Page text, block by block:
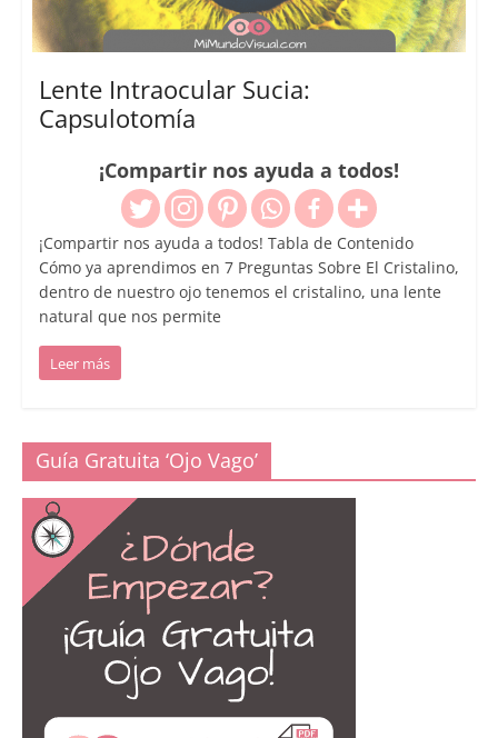
Lente Intraocular Sucia:
Capsulotomía
¡Compartir nos ayuda a todos!
¡Compartir nos ayuda a todos! Tabla de Contenido
Cómo ya aprendimos en 7 Preguntas Sobre El Cristalino,
dentro de nuestro ojo tenemos el cristalino, una lente
natural que nos permite
Leer más
Guía Gratuita ‘Ojo Vago’